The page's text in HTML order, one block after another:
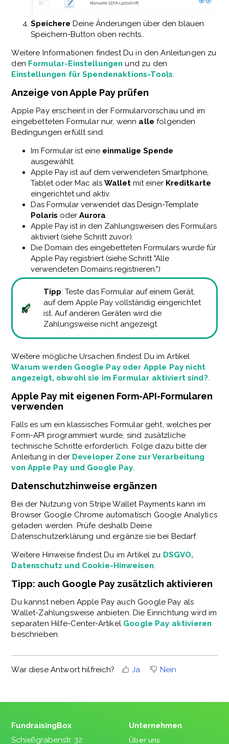
Speichere Deine Änderungen über den blauen
Speichern-Button oben rechts..
Weitere Informationen findest Du in den Anleitungen zu
den Formular-Einstellungen und zu den
Einstellungen für Spendenaktions-Tools.
Anzeige von Apple Pay prüfen
Apple Pay erscheint in der Formularvorschau und im
eingebetteten Formular nur, wenn alle folgenden
Bedingungen erfüllt sind:
Im Formular ist eine einmalige Spende
ausgewählt.
Apple Pay ist auf dem verwendeten Smartphone,
Tablet oder Mac als Walletmit einer Kreditkarte
eingerichtet und aktiv.
Das Formular verwendet das Design-Template
Polaris oder Aurora.
Apple Pay ist in den Zahlungsweisen des Formulars
aktiviert (siehe Schritt zuvor).
Die Domain des eingebetteten Formulars wurde für
Apple Pay registriert (siehe Schritt "Alle
verwendeten Domains registrieren.")
Tipp: Teste das Formular auf einem Gerät,
auf dem Apple Pay vollständig eingerichtet
ist. Auf anderen Geräten wird die
Zahlungsweise nicht angezeigt.
Weitere mögliche Ursachen findest Du im Artikel
Warum werden Google Pay oder Apple Pay nicht
angezeigt, obwohl sie im Formular aktiviert sind?.
Apple Pay mit eigenen Form-API-Formularen
verwenden
Falls es um ein klassisches Formular geht, welches per
Form-API programmiert wurde, sind zusätzliche
technische Schritte erforderlich. Folge dazu bitte der
Anleitung in der Developer Zone zur Verarbeitung
von Apple Pay und Google Pay.
Datenschutzhinweise ergänzen
Bei der Nutzung von Stripe Wallet Payments kann im
Browser Google Chrome automatisch Google Analytics
geladen werden. Prüfe deshalb Deine
Datenschutzerklärung und ergänze sie bei Bedarf.
Weitere Hinweise findest Du im Artikel zu DSGVO,
Datenschutz und Cookie-Hinweisen.
Tipp: auch Google Pay zusätzlich aktivieren
Du kannst neben Apple Pay auch Google Pay als
Wallet-Zahlungsweise anbieten. Die Einrichtung wird im
separaten Hilfe-Center-Artikel Google Pay aktivieren
beschrieben.
War diese Antwort hilfreich? Ja Nein
FundraisingBox
Schießgrabenstr. 32
Unternehmen
Über uns